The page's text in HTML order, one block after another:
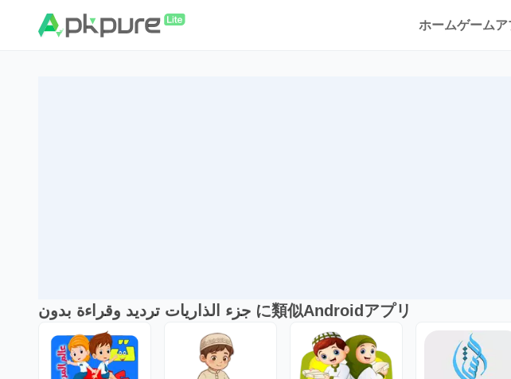
ホームゲームア
جزء الذاريات ترديد وقراءة بدون に類似Androidアプリ